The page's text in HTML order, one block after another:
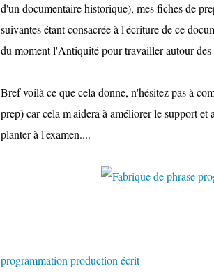
d'un documentaire historique), mes fiches de
suivantes étant consacrée à l'écriture de ce
du moment l'Antiquité pour travailler autour
Bref voilà ce que cela donne, n'hésitez pas à
prep) car cela m'aidera à améliorer le support et
planter à l'examen....
programmation production écrit